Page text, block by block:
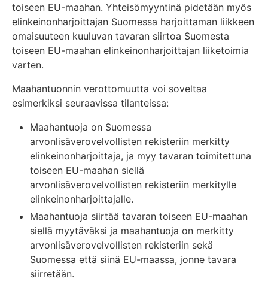
toiseen EU-maahan. Yhteisömyyntinä pidetään myös
elinkeinonharjoittajan Suomessa harjoittaman liikkeen
omaisuuteen kuuluvan tavaran siirtoa Suomesta
toiseen EU-maahan elinkeinonharjoittajan liiketoimia
varten.
Maahantuonnin verottomuutta voi soveltaa
esimerkiksi seuraavissa tilanteissa:
Maahantuoja on Suomessa
arvonlisäverovelvollisten rekisteriin merkitty
elinkeinonharjoittaja, ja myy tavaran toimitettuna
toiseen EU-maahan siellä
arvonlisäverovelvollisten rekisteriin merkitylle
elinkeinonharjoittajalle.
Maahantuoja siirtää tavaran toiseen EU-maahan
siellä myytäväksi ja maahantuoja on merkitty
arvonlisäverovelvollisten rekisteriin sekä
Suomessa että siinä EU-maassa, jonne tavara
siirretään.